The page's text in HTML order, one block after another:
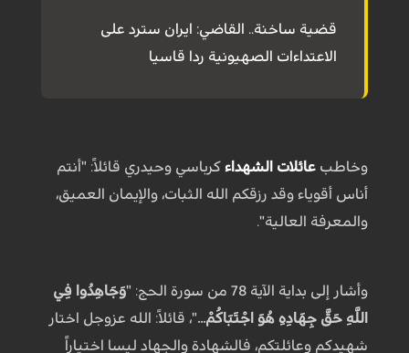
قضية ساخنة.. القاضي: ايران سترد على
الاعتداءات الصهيونية ردا قاسيا
وخاطب عائلات الشهداءكرباسي وحيدري قائلاً: "أنتم
أناس أقوياء وقد رزقكم الله الثبات، والإيمان العميق،
والمعرفة العالية".
وأشار إلى بداية الآية 78 من سورة الحج: "
وَجَاهِدُوا فِي
اللَّهِ حَقَّ جِهَادِهِ هُوَ اجْتَبَاكُمْ..."، قائلاً: الله عزوجل اختار
شهيدكم وعائلتكم، فالشهادة والجهاد ليسا اختياراً